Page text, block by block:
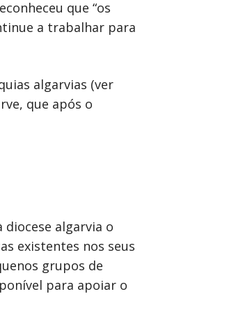
que “os
a trabalhar para
algarvias (ver
que após o
diocese algarvia o
existentes nos seus
grupos de
para apoiar o